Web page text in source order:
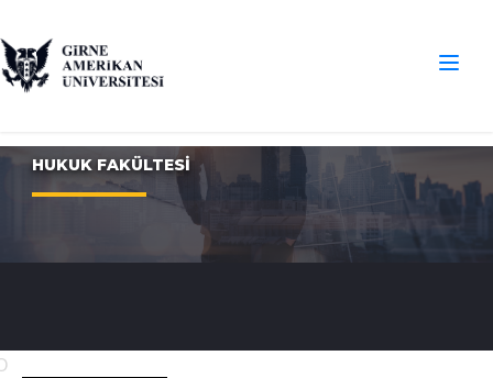
HUKUK FAKÜLTESİ